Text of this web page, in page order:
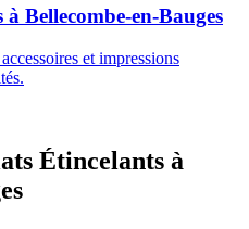
à Bellecombe-en-Bauges
et impressions
Étincelants à